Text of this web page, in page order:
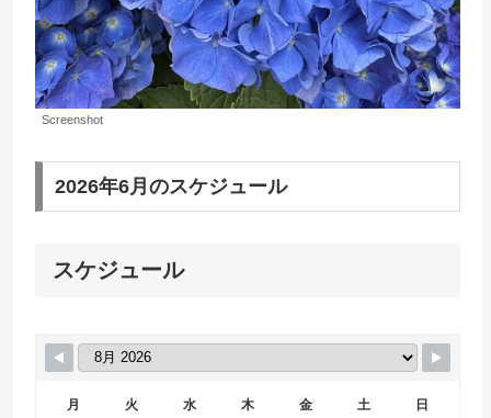
Screenshot
2026年6月のスケジュール
スケジュール
月 火 水 木 金 土 日